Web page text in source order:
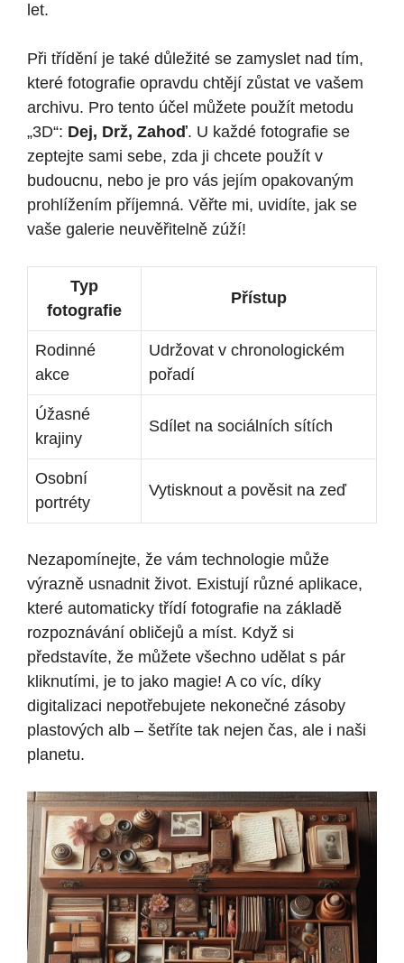
let.
Při třídění je také důležité se zamyslet nad tím,
které fotografie opravdu chtějí zůstat ve vašem
archivu. Pro tento účel můžete použít metodu
„3D“: Dej, Drž, Zahoď. U každé fotografie se
zeptejte sami sebe, zda ji chcete použít v
budoucnu, nebo je pro vás jejím opakovaným
prohlížením příjemná. Věřte mi, uvidíte, jak se
vaše galerie neuvěřitelně zúží!
Typ
fotografie
Přístup
Rodinné
akce
Udržovat v chronologickém
pořadí
Úžasné
krajiny
Sdílet na sociálních sítích
Osobní
portréty
Vytisknout a pověsit na zeď
Nezapomínejte, že vám technologie může
výrazně usnadnit život. Existují různé aplikace,
které automaticky třídí fotografie na základě
rozpoznávání obličejů a míst. Když si
představíte, že můžete všechno udělat s pár
kliknutími, je to jako magie! A co víc, díky
digitalizaci nepotřebujete nekonečné zásoby
plastových alb – šetříte tak nejen čas, ale i naši
planetu.